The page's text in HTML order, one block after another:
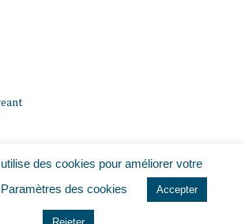
des cookies pour améliorer votre
Paramètres des cookies Accepter